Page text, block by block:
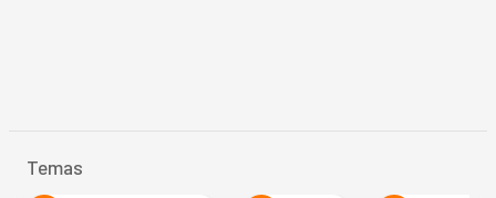
Temas